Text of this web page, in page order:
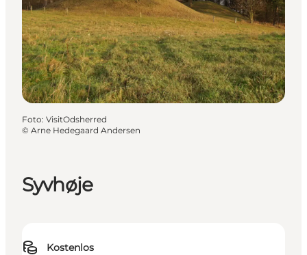
Unterkünfte
Nützliches
Syvhøje
Kostenlos
Foto: VisitOdsherred
© Arne Hedegaard Andersen